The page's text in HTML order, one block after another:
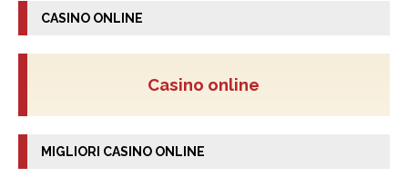
CASINO ONLINE
Casino online
MIGLIORI CASINO ONLINE